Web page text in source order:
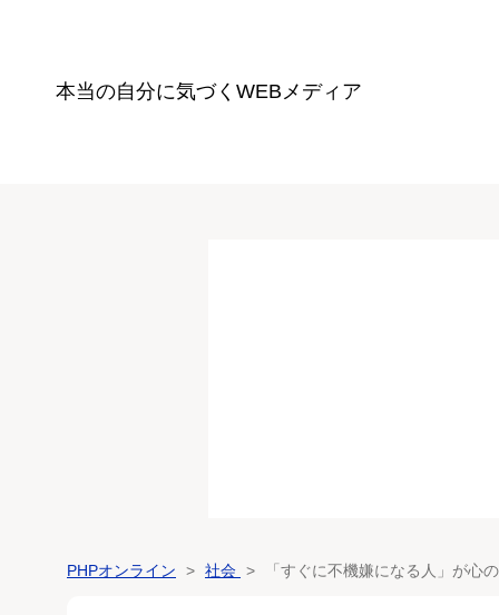
本当の自分に気づく WEBメディア
PHPオンライン 社会 「すぐに不機嫌になる人」が心